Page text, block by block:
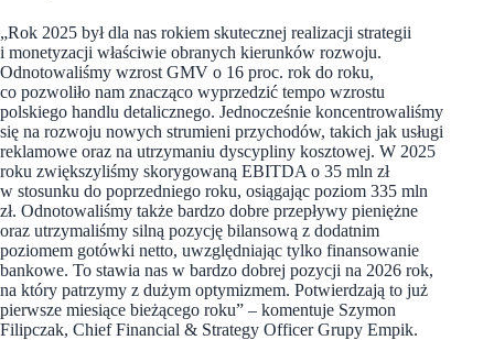
„Rok 2025 był dla nas rokiem skutecznej realizacji strategii
i monetyzacji właściwie obranych kierunków rozwoju.
Odnotowaliśmy wzrost GMV o 16 proc. rok do roku,
co pozwoliło nam znacząco wyprzedzić tempo wzrostu
polskiego handlu detalicznego. Jednocześnie koncentrowaliśmy
się na rozwoju nowych strumieni przychodów, takich jak usługi
reklamowe oraz na utrzymaniu dyscypliny kosztowej. W 2025
roku zwiększyliśmy skorygowaną EBITDA o 35 mln zł
w stosunku do poprzedniego roku, osiągając poziom 335 mln
zł. Odnotowaliśmy także bardzo dobre przepływy pieniężne
oraz utrzymaliśmy silną pozycję bilansową z dodatnim
poziomem gotówki netto, uwzględniając tylko finansowanie
bankowe. To stawia nas w bardzo dobrej pozycji na 2026 rok,
na który patrzymy z dużym optymizmem. Potwierdzają to już
pierwsze miesiące bieżącego roku” – komentuje Szymon
Filipczak, Chief Financial & Strategy Officer Grupy Empik.